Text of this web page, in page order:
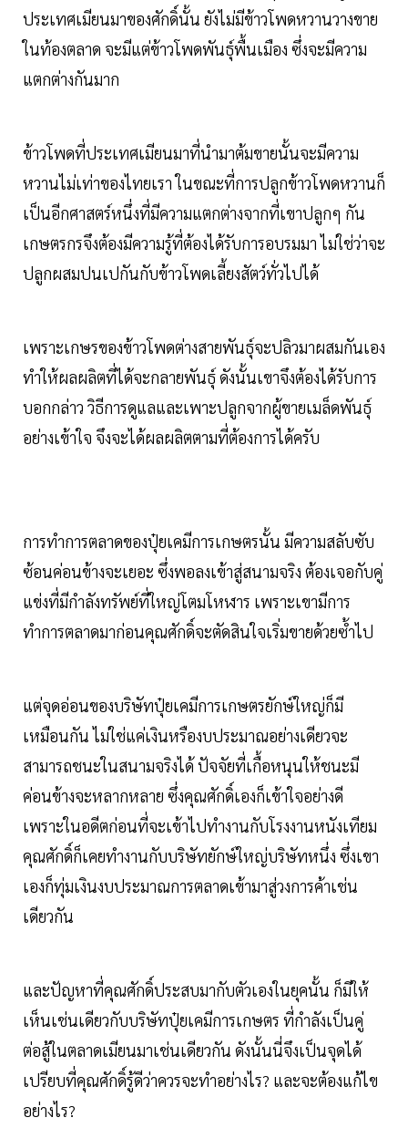
ประเทศเมียนมาของศักดิ์นั้น ยังไม่มีข้าวโพดหวานวางขาย
ในท้องตลาด จะมีแต่ข้าวโพดพันธุ์พื้นเมือง ซึ่งจะมีความ
แตกต่างกันมาก
ข้าวโพดที่ประเทศเมียนมาที่นำมาต้มขายนั้นจะมีความ
หวานไม่เท่าของไทยเรา ในขณะที่การปลูกข้าวโพดหวานก็
เป็นอีกศาสตร์หนึ่งที่มีความแตกต่างจากที่เขาปลูกๆ กัน
เกษตรกรจึงต้องมีความรู้ที่ต้องได้รับการอบรมมา ไม่ใช่ว่าจะ
ปลูกผสมปนเปกันกับข้าวโพดเลี้ยงสัตว์ทั่วไปได้
เพราะเกษรของข้าวโพดต่างสายพันธุ์จะปลิวมาผสมกันเอง
ทำให้ผลผลิตที่ได้จะกลายพันธุ์ ดังนั้นเขาจึงต้องได้รับการ
บอกกล่าว วิธีการดูแลและเพาะปลูกจากผู้ขายเมล็ดพันธุ์
อย่างเข้าใจ จึงจะได้ผลผลิตตามที่ต้องการได้ครับ
การทำการตลาดของปุ๋ยเคมีการเกษตรนั้น มีความสลับซับ
ซ้อนค่อนข้างจะเยอะ ซึ่งพอลงเข้าสู่สนามจริง ต้องเจอกับคู่
แข่งที่มีกำลังทรัพย์ที่ใหญ่โตมโหฬาร เพราะเขามีการ
ทำการตลาดมาก่อนคุณศักดิ์จะตัดสินใจเริ่มขายด้วยซ้ำไป
แต่จุดอ่อนของบริษัทปุ๋ยเคมีการเกษตรยักษ์ใหญ่ก็มี
เหมือนกัน ไม่ใช่แค่เงินหรืองบประมาณอย่างเดียวจะ
สามารถชนะในสนามจริงได้ ปัจจัยที่เกื้อหนุนให้ชนะมี
ค่อนข้างจะหลากหลาย ซึ่งคุณศักดิ์เองก็เข้าใจอย่างดี
เพราะในอดีตก่อนที่จะเข้าไปทำงานกับโรงงานหนังเทียม
คุณศักดิ์ก็เคยทำงานกับบริษัทยักษ์ใหญ่บริษัทหนึ่ง ซึ่งเขา
เองก็ทุ่มเงินงบประมาณการตลาดเข้ามาสู่วงการค้าเช่น
เดียวกัน
และปัญหาที่คุณศักดิ์ประสบมากับตัวเองในยุคนั้น ก็มีให้
เห็นเช่นเดียวกับบริษัทปุ๋ยเคมีการเกษตร ที่กำลังเป็นคู่
ต่อสู้ในตลาดเมียนมาเช่นเดียวกัน ดังนั้นนี่จึงเป็นจุดได้
เปรียบที่คุณศักดิ์รู้ดีว่าควรจะทำอย่างไร? และจะต้องแก้ไข
อย่างไร?